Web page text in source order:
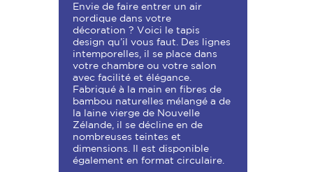
Envie de faire entrer un air
nordique dans votre
décoration ? Voici le tapis
design qu’il vous faut. Des lignes
intemporelles, il se place dans
votre chambre ou votre salon
avec facilité et élégance.
Fabriqué à la main en fibres de
bambou naturelles mélangé a de
la laine vierge de Nouvelle
Zélande, il se décline en de
nombreuses teintes et
dimensions. Il est disponible
également en format circulaire.